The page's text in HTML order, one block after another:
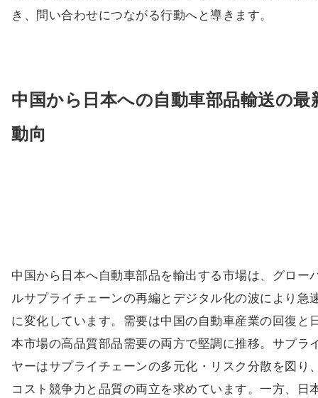
き、問い合わせにつながる行動へと導きます。
中国から日本への自動車部品輸送の最
動向
中国から日本へ自動車部品を輸出する市場は、グロー
ルサプライチェーンの再編とデジタル化の波により急
に変化しています。需要は中国の自動車産業の回復と
本市場の高品質部品需要の両方で堅調に推移。サプラ
ヤーはサプライチェーンの多元化・リスク分散を図り
コスト競争力と品質の両立を求めています。一方、日